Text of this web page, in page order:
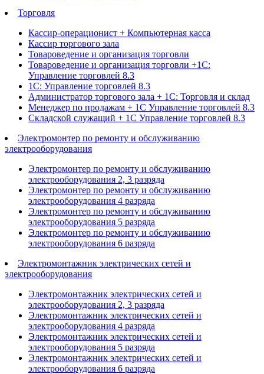
Торговля
Кассир-операционист + Компьютерная касса
Кассир торгового зала
Товароведение и организация торговли
Товароведение и организация торговли +1С:
Управление торговлей 8.3
1С: Управление торговлей 8.3
Администратор торгового зала + 1С: Торговля и склад
Менеджер по продажам + 1С Управление торговлей 8.3
Складской служащий + 1С Управление торговлей 8.3
Электромонтер по ремонту и обслуживанию
электрооборудования
Электромонтер по ремонту и обслуживанию
электрооборудования 2, 3 разряда
Электромонтер по ремонту и обслуживанию
электрооборудования 4 разряда
Электромонтер по ремонту и обслуживанию
электрооборудования 5 разряда
Электромонтер по ремонту и обслуживанию
электрооборудования 6 разряда
Электромонтажник электрических сетей и
электрооборудования
Электромонтажник электрических сетей и
электрооборудования 2, 3 разряда
Электромонтажник электрических сетей и
электрооборудования 4 разряда
Электромонтажник электрических сетей и
электрооборудования 5 разряда
Электромонтажник электрических сетей и
электрооборудования 6 разряда